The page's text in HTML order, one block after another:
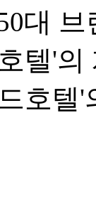
대
텔'
호텔'